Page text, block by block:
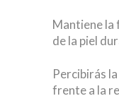
Mantiene
de la piel
Percibirás
frente a la